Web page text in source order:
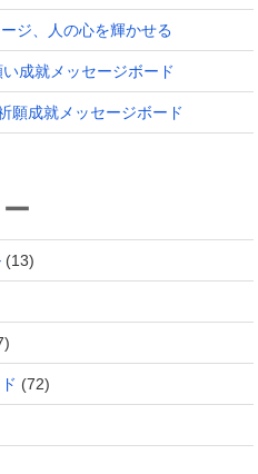
ジ、人の心を輝かせる
成就メッセージボード
願成就メッセージボード
(13)
(72)